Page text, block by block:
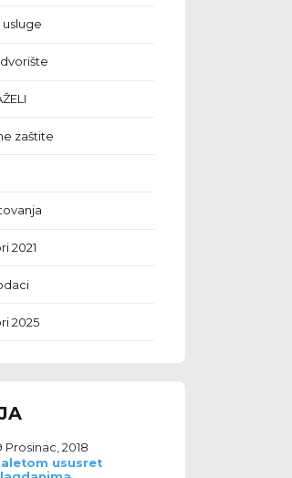
zaštite
2021
2025
Prosinac, 2018
ususret